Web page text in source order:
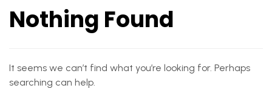
Nothing Found
It seems we can’t find what you’re looking for. Perhaps
searching can help.